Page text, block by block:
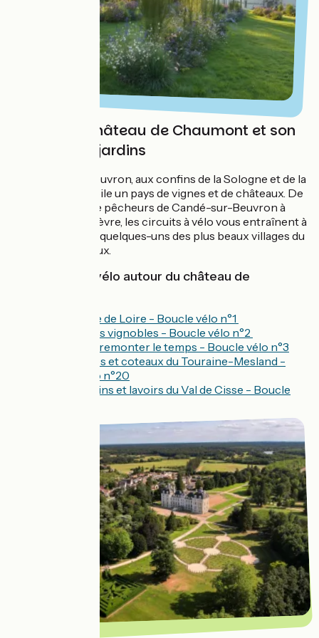
Autour du château de Chaumont et son
festival des jardins
Entre Loire et Beuvron, aux confins de la Sologne et de la
Touraine se dévoile un pays de vignes et de châteaux. De
l'ancien village de pêcheurs de Candé-sur-Beuvron à
Fougères-sur-Bièvre, les circuits à vélo vous entraînent à
la découverte de quelques-uns des plus beaux villages du
Pays des Châteaux.
Les balades à vélo autour du château de
Confluence de Loire - Boucle vélo n°1
À travers les vignobles - Boucle vélo n°2
La balade à remonter le temps - Boucle vélo n°3
Entre vignes et coteaux du Touraine-Mesland -
Boucle vélo n°20
Entre moulins et lavoirs du Val de Cisse - Boucle